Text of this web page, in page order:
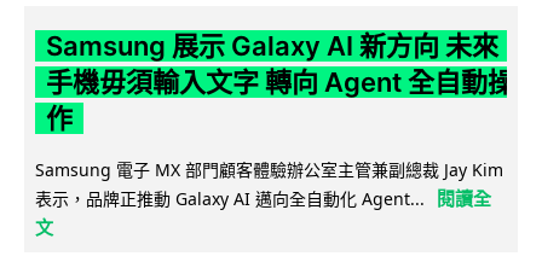
Samsung 展示 Galaxy AI 新方向 未來
手機毋須輸入文字 轉向 Agent 全自動操
作
Samsung 電子 MX 部門顧客體驗辦公室主管兼副總裁 Jay Kim
表示，品牌正推動 Galaxy AI 邁向全自動化 Agent...
閱讀全
文